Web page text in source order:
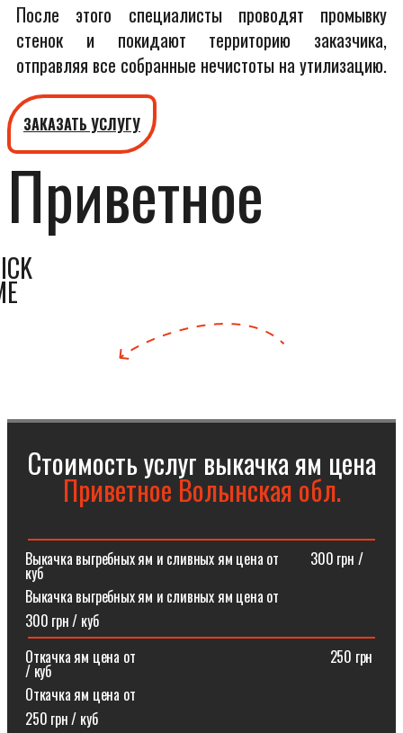
После этого специалисты проводят промывку
стенок и покидают территорию заказчика,
отправляя все собранные нечистоты на утилизацию.
ЗАКАЗАТЬ УСЛУГУ
Приветное
Стоимость услуг выкачка ям цена
Приветное Волынская обл.
Выкачка выгребных ям и сливных ям цена от⠀⠀⠀300 грн /
куб
Выкачка выгребных ям и сливных ям цена от
300 грн / куб
Откачка ям цена от ⠀⠀⠀⠀⠀⠀⠀⠀⠀⠀⠀⠀⠀⠀⠀⠀⠀⠀250 грн
/ куб
Откачка ям цена от
250 грн / куб